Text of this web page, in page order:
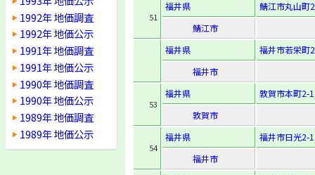
1992年 地価調査
1992年 地価公示
1991年 地価調査
1991年 地価公示
1990年 地価調査
1990年 地価公示
1989年 地価調査
1989年 地価公示
51
福井県
鯖江市丸山町
鯖江市
福井県
福井市若栄町
福井市
53
福井県
敦賀市本町2-
敦賀市
54
福井県
福井市日光2-
福井市